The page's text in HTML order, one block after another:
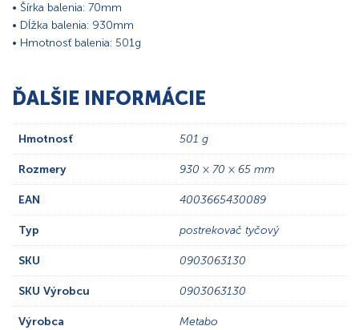
• Šírka balenia: 70mm
• Dĺžka balenia: 930mm
• Hmotnosť balenia: 501g
ĎALŠIE INFORMÁCIE
Hmotnosť 501 g
Rozmery 930 × 70 × 65 mm
EAN 4003665430089
Typ postrekovač tyčový
SKU 0903063130
SKU Výrobcu 0903063130
Výrobca Metabo